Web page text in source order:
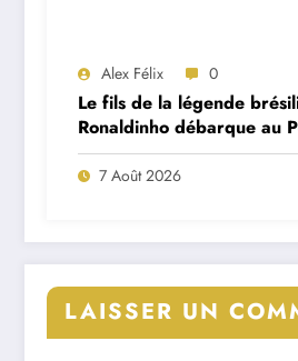
Alex Félix 0
Le fils de la légende
Ronaldinho débarque au
7 Août 2026
LAISSER UN